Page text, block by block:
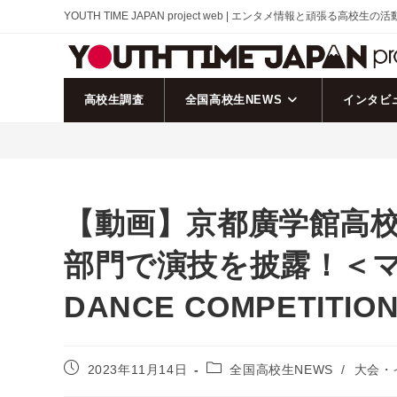
YOUTH TIME JAPAN project web | エンタメ情報と頑張る高校生の活
高校生調査 全国高校生NEWS インタビ
【動画】京都廣学館
部門で演技を披露！＜
DANCE
投
2023年11月14日
投
全国高校生NEWS / 大会・